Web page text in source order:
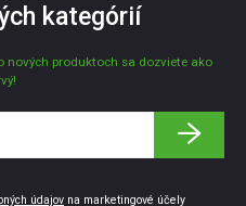
kategórií
nových produktoch sa dozviete ako
údajov na marketingové účely